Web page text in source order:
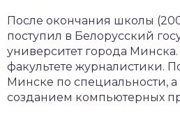
После окончания школы
поступил в Белорусский
университет города
факультете журналистики.
Минске по специальности, а
созданием компьютерных